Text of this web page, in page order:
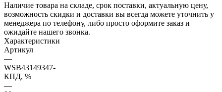
Наличие товара на складе, срок поставки, актуальную цену,
возможность скидки и доставки вы всегда можете уточнить у
менеджера по телефону, либо просто оформите заказ и
ожидайте нашего звонка.
Характеристики
Артикул
—
WSB43149347-
КПД, %
—